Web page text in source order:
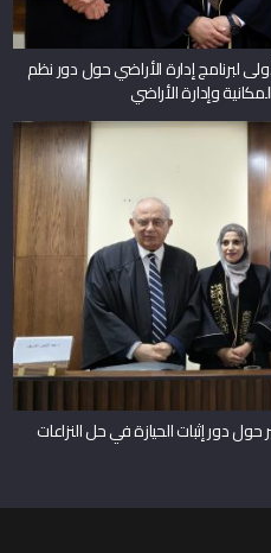
لبرنامج إدارة الأراضي حول دور نظم
وإدارة الأراضي
دور إثبات الحيازة في حل النزاعات